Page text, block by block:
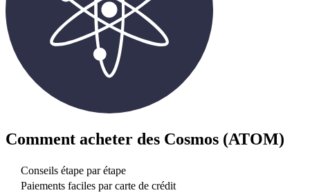
Comment acheter des Cosmos (ATOM)
Conseils étape par étape
Paiements faciles par carte de crédit